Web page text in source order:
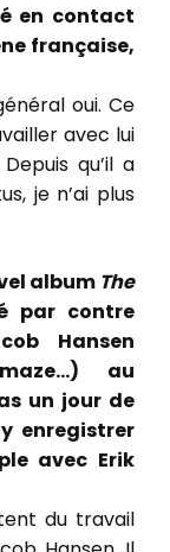
en contact
française,
oui. Ce
avec lui
qu’il a
je n’ai plus
album The
par contre
Hansen
au
un jour de
enregistrer
avec Erik
du travail